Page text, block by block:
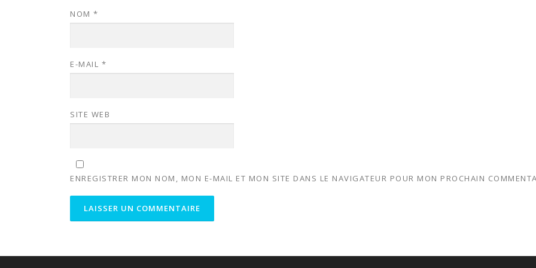
NOM *
E-MAIL *
SITE WEB
ENREGISTRER MON NOM, MON E-MAIL ET MON SITE DANS LE NAVIGATEUR POUR MON PROCHAIN